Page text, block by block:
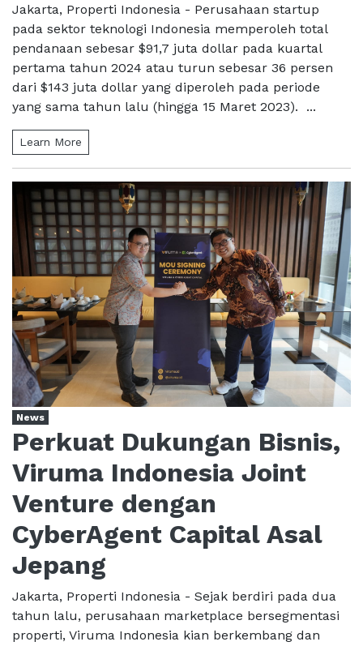
Jakarta, Properti Indonesia - Perusahaan startup
pada sektor teknologi Indonesia memperoleh total
pendanaan sebesar $91,7 juta dollar pada kuartal
pertama tahun 2024 atau turun sebesar 36 persen
dari $143 juta dollar yang diperoleh pada periode
yang sama tahun lalu (hingga 15 Maret 2023). ...
Learn More
News
Perkuat Dukungan Bisnis,
Viruma Indonesia Joint
Venture dengan
CyberAgent Capital Asal
Jepang
Jakarta, Properti Indonesia - Sejak berdiri pada dua
tahun lalu, perusahaan marketplace bersegmentasi
properti, Viruma Indonesia kian berkembang dan